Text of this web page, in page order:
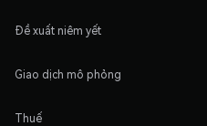
Đề xuất niêm yết
Giao dịch mô phỏng
Thuế